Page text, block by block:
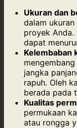
Ukuran dan
dalam
proyek
dapat
Kelembaban
jangka
rapuh. Oleh
berada pada
Kualitas
permukaan
atau rongga